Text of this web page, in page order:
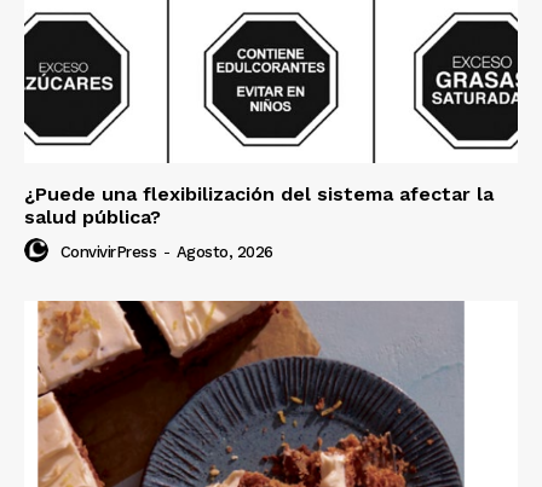
¿Puede una flexibilización del sistema afectar la
salud pública?
ConvivirPress - Agosto, 2026